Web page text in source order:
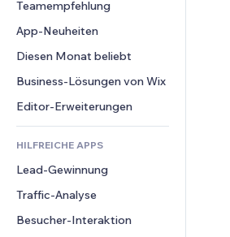
Lagerlösungen
Speisen & Getränke
Video
PDF
Dateifreigabe
News
Seiten-Vorlagen
Bildeffekte
Buttons & Menüs
Banner & Abzeichen
Taschenrechner
Suche
Wetter
Diagramme & Tabellen
Umfragen
Chat
Kommentare
Telefon
Community
Bewertungen und Feedback
CRM
Teamempfehlung
App-Neuheiten
Diesen Monat beliebt
Business-Lösungen von Wix
Editor-Erweiterungen
HILFREICHE APPS
Lead-Gewinnung
Traffic-Analyse
Besucher-Interaktion